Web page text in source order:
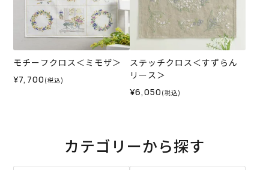
モチーフクロス＜ミモザ＞
¥7,700 (税込)
ステッチクロス＜すずらん
リース＞
¥6,050 (税込)
カテゴリーから探す